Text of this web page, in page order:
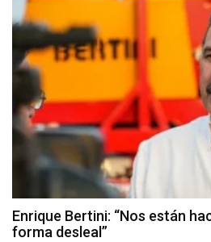
Enrique Bertini: “Nos están
forma desleal”